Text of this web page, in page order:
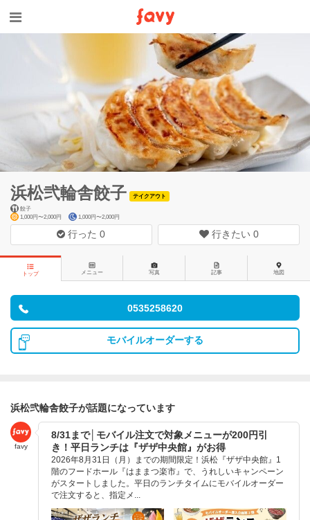
浜松弐輪舎餃子
テイクアウト
餃子
1,000円〜2,000円
1,000円〜2,000円
行った0 行きたい 0
トップ メニュー 写真 記事 地図
0535258620
モバイルオーダーする
浜松弐輪舎餃子が話題になっています
favy
8/31まで│モバイル注文で対象メニューが200円引
き！平日ランチは『ザザ中央館』がお得
2026年8月31日（月）までの期間限定！浜松『ザザ中央館』1
階のフードホール『はままつ楽市』で、うれしいキャンペーン
がスタートしました。平日のランチタイムにモバイルオーダー
で注文すると、指定メ...